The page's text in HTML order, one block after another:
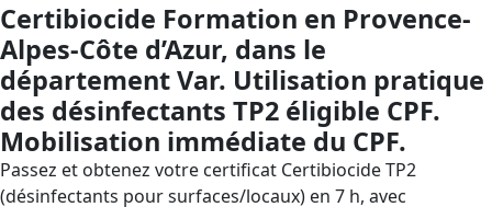
Certibiocide Formation en Provence-
Alpes-Côte d’Azur, dans le
département Var. Utilisation pratique
des désinfectants TP2 éligible CPF.
Mobilisation immédiate du CPF.
Passez et obtenez votre certificat Certibiocide TP2
(désinfectants pour surfaces/locaux) en 7 h, avec